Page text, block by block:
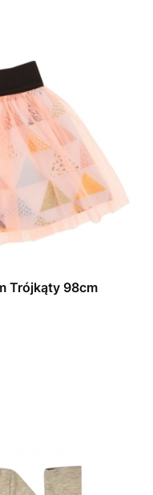
Trójkąty 98cm